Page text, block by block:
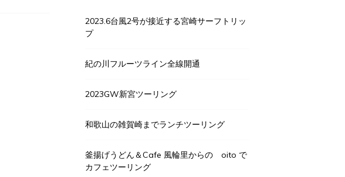
2023.6台風2号が接近する宮崎サーフトリッ
プ
紀の川フルーツライン全線開通
2023GW新宮ツーリング
和歌山の雑賀崎までランチツーリング
釜揚げうどん＆Cafe 風輪里からの oito で
カフェツーリング